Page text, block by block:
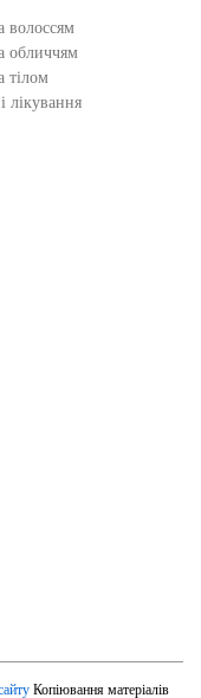
волоссям
обличчям
тілом
лікування
Копіювання матеріалів